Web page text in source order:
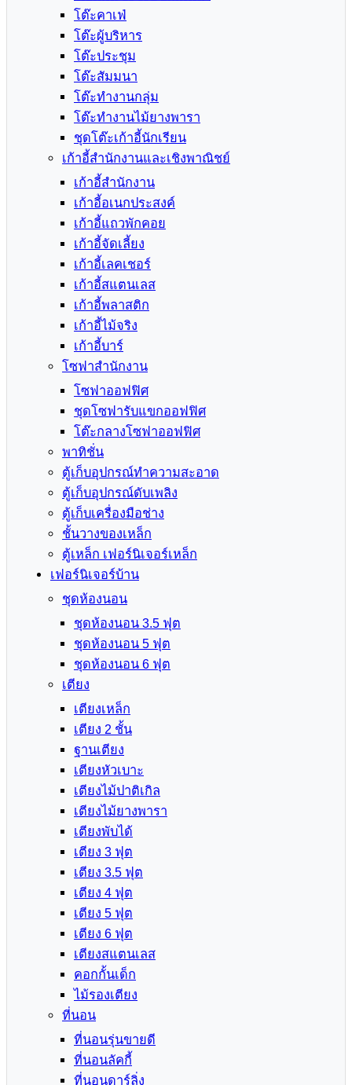
โต๊ะคาเฟ่
โต๊ะผู้บริหาร
โต๊ะประชุม
โต๊ะสัมมนา
โต๊ะทำงานกลุ่ม
โต๊ะทำงานไม้ยางพารา
ชุดโต๊ะเก้าอี้นักเรียน
เก้าอี้สำนักงานและเชิงพาณิชย์
เก้าอี้สำนักงาน
เก้าอี้อเนกประสงค์
เก้าอี้แถวพักคอย
เก้าอี้จัดเลี้ยง
เก้าอี้เลคเชอร์
เก้าอี้สแตนเลส
เก้าอี้พลาสติก
เก้าอี้ไม้จริง
เก้าอี้บาร์
โซฟาสำนักงาน
โซฟาออฟฟิศ
ชุดโซฟารับแขกออฟฟิศ
โต๊ะกลางโซฟาออฟฟิศ
พาทิชั่น
ตู้เก็บอุปกรณ์ทำความสะอาด
ตู้เก็บอุปกรณ์ดับเพลิง
ตู้เก็บเครื่องมือช่าง
ชั้นวางของเหล็ก
ตู้เหล็ก เฟอร์นิเจอร์เหล็ก
เฟอร์นิเจอร์บ้าน
ชุดห้องนอน
ชุดห้องนอน 3.5 ฟุต
ชุดห้องนอน 5 ฟุต
ชุดห้องนอน 6 ฟุต
เตียง
เตียงเหล็ก
เตียง 2 ชั้น
ฐานเตียง
เตียงหัวเบาะ
เตียงไม้ปาติเกิล
เตียงไม้ยางพารา
เตียงพับได้
เตียง 3 ฟุต
เตียง 3.5 ฟุต
เตียง 4 ฟุต
เตียง 5 ฟุต
เตียง 6 ฟุต
เตียงสแตนเลส
คอกกั้นเด็ก
ไม้รองเตียง
ที่นอน
ที่นอนรุ่นขายดี
ที่นอนลัคกี้
ที่นอนดาร์ลิ่ง